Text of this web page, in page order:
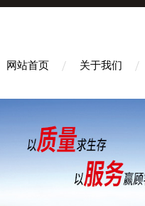
网站首页 关于我们